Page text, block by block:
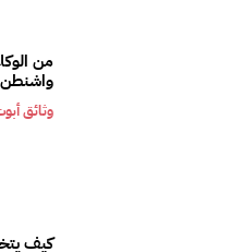
من
واشنطن
وثائق
كيف